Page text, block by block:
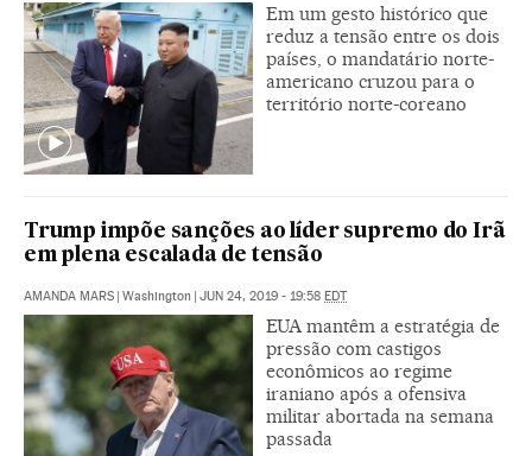
Em um gesto histórico que
reduz a tensão entre os dois
países, o mandatário norte-
americano cruzou para o
território norte-coreano
Trump impõe sanções ao líder supremo do Irã
em plena escalada de tensão
AMANDA MARS | Washington | JUN 24, 2019 - 19:58 EDT
EUA mantêm a estratégia de
pressão com castigos
econômicos ao regime
iraniano após a ofensiva
militar abortada na semana
passada